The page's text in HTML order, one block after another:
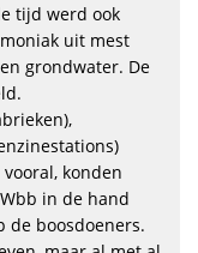
tijd werd ook
uit mest
grondwater. De
konden
in de hand
de boosdoeners.